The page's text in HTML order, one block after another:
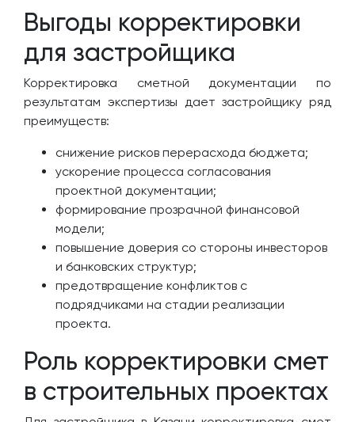
Выгоды корректировки
для застройщика
Корректировка сметной документации по
результатам экспертизы дает застройщику ряд
преимуществ:
снижение рисков перерасхода бюджета;
ускорение процесса согласования
проектной документации;
формирование прозрачной финансовой
модели;
повышение доверия со стороны инвесторов
и банковских структур;
предотвращение конфликтов с
подрядчиками на стадии реализации
проекта.
Роль корректировки смет
в строительных проектах